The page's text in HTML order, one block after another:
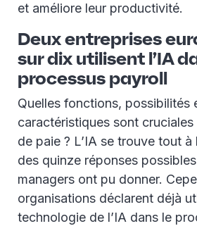
et améliore leur productivité.
Deux entreprises
sur dix utilisent l’IA
processus payroll
Quelles fonctions, possibilités
caractéristiques sont
de paie ? L’IA se trouve tout
des quinze réponses
managers ont pu donner.
organisations déclarent déjà
technologie de l’IA dans le